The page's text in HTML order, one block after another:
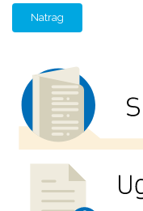
Natrag